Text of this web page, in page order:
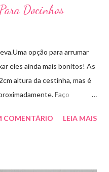
Docinhos
opção para arrumar
eles ainda mais bonitos! As
altura da cestinha, mas é
Faço
COMENTÁRIO LEIA MAIS